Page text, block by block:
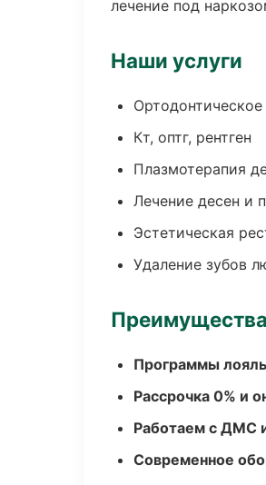
лечение под
Наши услуги
Кт, оптг, рентген
Плазмотерапия
Лечение десен и
Эстетическая
Удаление зубов
Программы
Рассрочка 0% и
Работаем с ДМС
Современное